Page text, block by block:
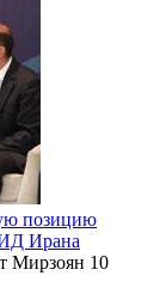
позицию
Ирана
Мирзоян 10